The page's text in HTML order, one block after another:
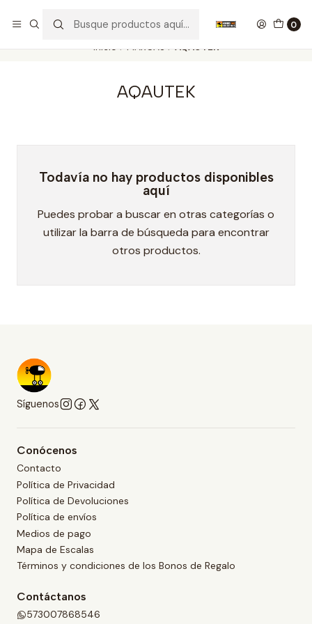
0
Inicio MARCAS AQAUTEK
AQAUTEK
Todavía no hay productos disponibles
aquí
Puedes probar a buscar en otras categorías o
utilizar la barra de búsqueda para encontrar
otros productos.
Síguenos
Conócenos
Contacto
Política de Privacidad
Política de Devoluciones
Política de envíos
Medios de pago
Mapa de Escalas
Términos y condiciones de los Bonos de Regalo
Contáctanos
573007868546